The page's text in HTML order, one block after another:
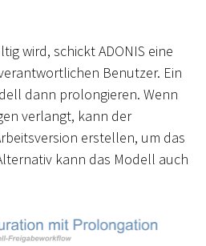
wird, schickt ADONIS eine
Benutzer. Ein
dann prolongieren. Wenn
verlangt, kann der
erstellen, um das
kann das Modell auch